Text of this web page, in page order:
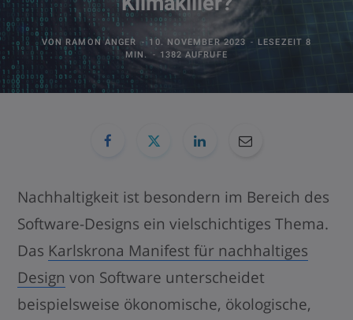
VON RAMON ANGER 10. NOVEMBER 2023
LESEZEIT 8
MIN.
1382 AUFRUFE
Nachhaltigkeit ist besondern im Bereich des
Software-Designs ein vielschichtiges Thema.
Das Karlskrona Manifest für nachhaltiges
Design von Software unterscheidet
beispielsweise ökonomische, ökologische,